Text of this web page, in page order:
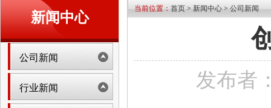
新闻中心
公司新闻
行业新闻
当前位置：首页>新闻中心>公司新闻
发布者